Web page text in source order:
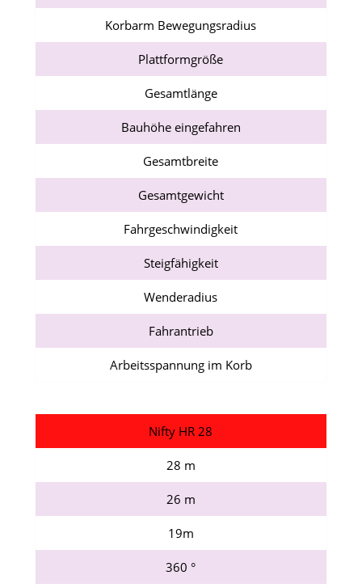
Korbarm Bewegungsradius
Plattformgröße
Gesamtlänge
Bauhöhe eingefahren
Gesamtbreite
Gesamtgewicht
Fahrgeschwindigkeit
Steigfähigkeit
Wenderadius
Fahrantrieb
Arbeitsspannung im Korb
Nifty HR 28
28 m
26 m
19m
360 °